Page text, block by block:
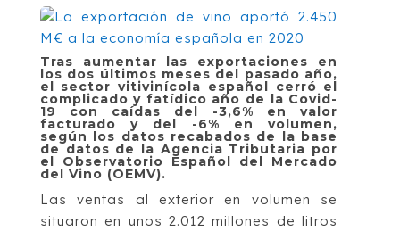
Tras aumentar las exportaciones en
los dos últimos meses del pasado año,
el sector vitivinícola español cerró el
complicado y fatídico año de la Covid-
19 con caídas del -3,6% en valor
facturado y del -6% en volumen,
según los datos recabados de la base
de datos de la Agencia Tributaria por
el Observatorio Español del Mercado
del Vino (OEMV).
Las ventas al exterior en volumen se
situaron en unos 2.012 millones de litros